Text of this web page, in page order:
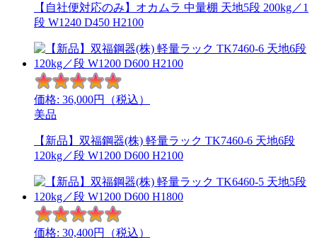
【自社便対応のみ】オカムラ 中量棚 天地5段 200kg／1
段 W1240 D450 H2100
価格: 36,000円（税込）
美品
【新品】双福鋼器(株) 軽量ラック TK7460-6 天地6段
120kg／段 W1200 D600 H2100
価格: 30,400円（税込）